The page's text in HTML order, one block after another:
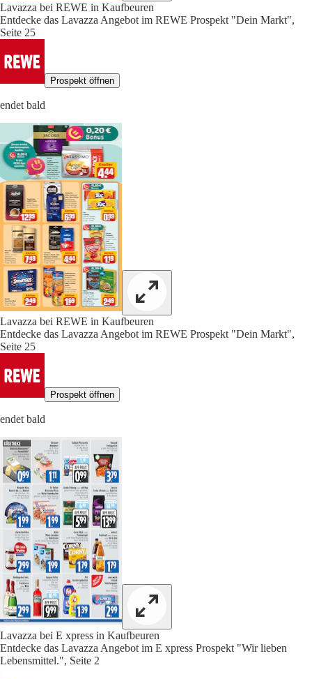
Lavazza bei REWE in Kaufbeuren
Entdecke das Lavazza Angebot im REWE Prospekt "Dein Markt",
Seite 25
Prospekt öffnen
endet bald
Lavazza bei REWE in Kaufbeuren
Entdecke das Lavazza Angebot im REWE Prospekt "Dein Markt",
Seite 25
Prospekt öffnen
endet bald
Lavazza bei E xpress in Kaufbeuren
Entdecke das Lavazza Angebot im E xpress Prospekt "Wir lieben
Lebensmittel.", Seite 2